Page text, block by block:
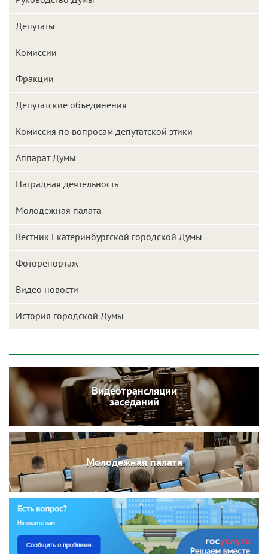
Депутаты
Комиссии
Фракции
Депутатские объединения
Комиссия по вопросам депутатской этики
Аппарат Думы
Наградная деятельность
Молодежная палата
Вестник Екатеринбургской городской Думы
Фоторепортаж
Видео новости
История городской Думы
Видеотрансляции
заседаний
Молодежная палата